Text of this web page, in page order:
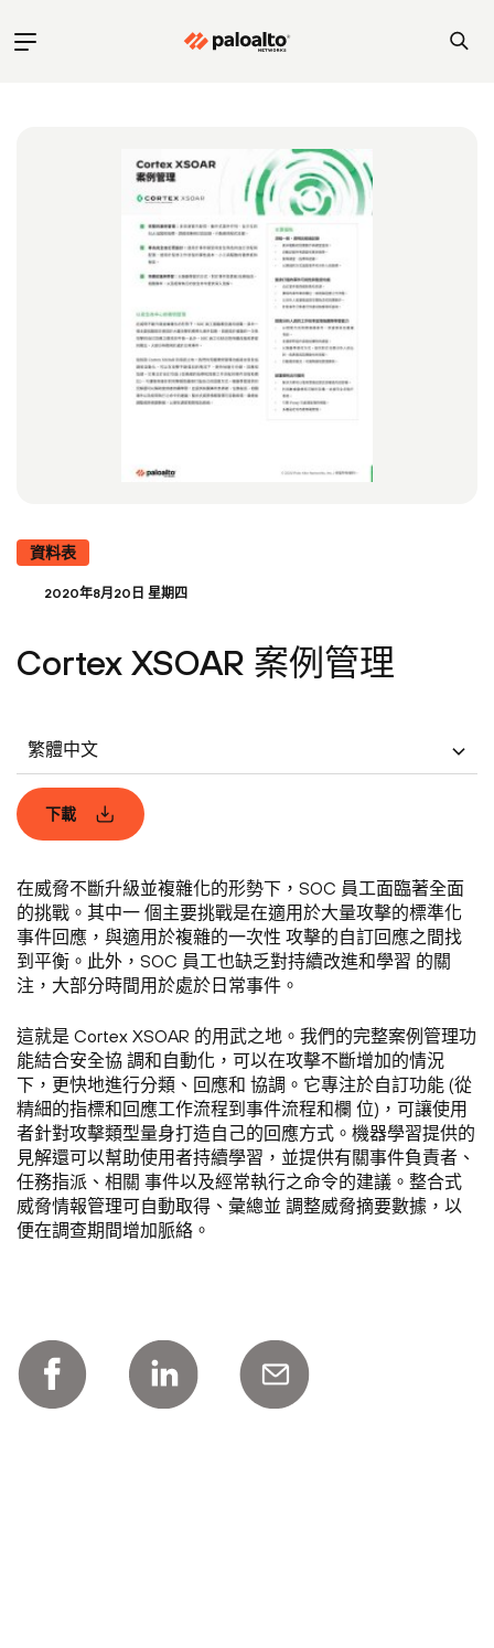
資料表
2020年8月20日 星期四
Cortex XSOAR 案例管理
繁體中文
下載
在威脅不斷升級並複雜化的形勢下，SOC 員工面臨著全面
的挑戰。其中一 個主要挑戰是在適用於大量攻擊的標準化
事件回應，與適用於複雜的一次性 攻擊的自訂回應之間找
到平衡。此外，SOC 員工也缺乏對持續改進和學習 的關
注，大部分時間用於處於日常事件。
這就是 Cortex XSOAR 的用武之地。我們的完整案例管理功
能結合安全協 調和自動化，可以在攻擊不斷增加的情況
下，更快地進行分類、回應和 協調。它專注於自訂功能 (從
精細的指標和回應工作流程到事件流程和欄 位)，可讓使用
者針對攻擊類型量身打造自己的回應方式。機器學習提供的
見解還可以幫助使用者持續學習，並提供有關事件負責者、
任務指派、相關 事件以及經常執行之命令的建議。整合式
威脅情報管理可自動取得、彙總並 調整威脅摘要數據，以
便在調查期間增加脈絡。